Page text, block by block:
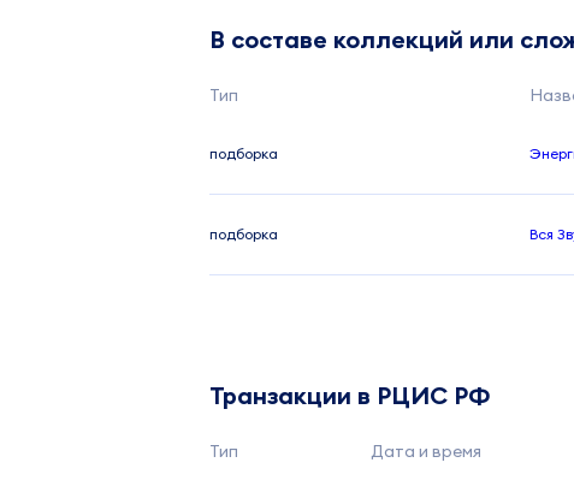
В составе коллекций или
Тип
подборка
подборка Вся
Транзакции в РЦИС РФ
Тип Дата и время